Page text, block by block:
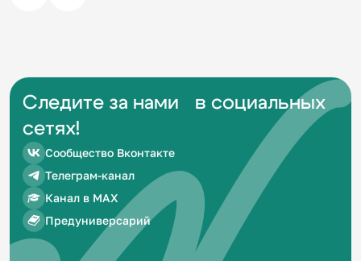
Следите за нами в социальных
сетях!
Сообщество Вконтакте
Телеграм-канал
Канал в MAX
Предуниверсарий